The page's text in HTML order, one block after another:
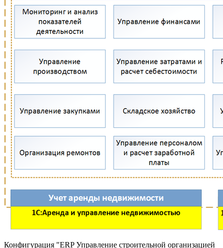
Конфигурация "ERP Управление строительной организацией